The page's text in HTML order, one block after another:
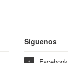
Síguenos